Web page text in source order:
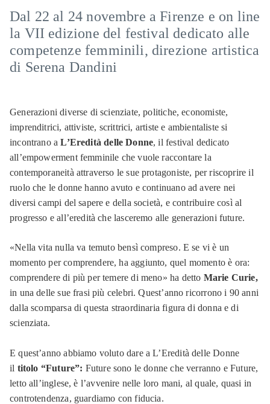
Dal 22 al 24 novembre a Firenze e on line
la VII edizione del festival dedicato alle
competenze femminili, direzione artistica
di Serena Dandini
Generazioni diverse di scienziate, politiche, economiste,
imprenditrici, attiviste, scrittrici, artiste e ambientaliste si
incontrano aL’Eredità delle Donne, il festival dedicato
all’empowerment femminile che vuole raccontare la
contemporaneità attraverso le sue protagoniste, per riscoprire il
ruolo che le donne hanno avuto e continuano ad avere nei
diversi campi del sapere e della società, e contribuire così al
progresso e all’eredità che lasceremo alle generazioni future.
«Nella vita nulla va temuto bensì compreso. E se vi è un
momento per comprendere, ha aggiunto, quel momento è ora:
comprendere di più per temere di meno» ha detto Marie Curie,
in una delle sue frasi più celebri. Quest’anno ricorrono i 90 anni
dalla scomparsa di questa straordinaria figura di donna e di
scienziata.
E quest’anno abbiamo voluto dare a L’Eredità delle Donne
il titolo “Future”: Future sono le donne che verranno e Future,
letto all’inglese, è l’avvenire nelle loro mani, al quale, quasi in
controtendenza, guardiamo con fiducia.